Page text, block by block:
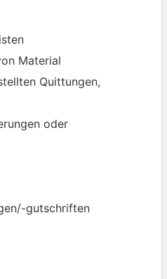
Material
Quittungen,
oder
gutschriften